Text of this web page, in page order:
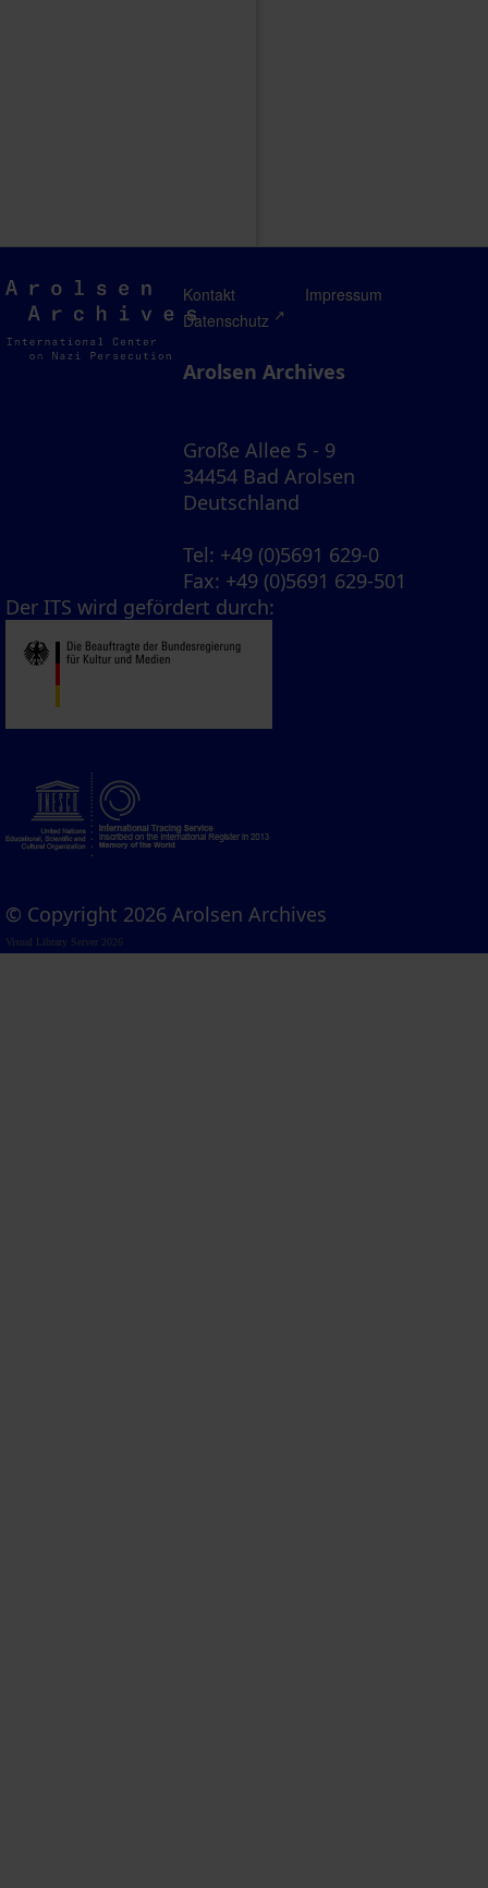
Arolsen
Archives
Kontakt
Impressum
Datenschutz
Arolsen Archives
Große Allee 5 - 9
34454 Bad Arolsen
Deutschland
Tel: +49 (0)5691 629-0
Fax: +49 (0)5691 629-501
Der ITS wird gefördert durch:
© Copyright 2026 Arolsen Archives
Visual Library Server 2026